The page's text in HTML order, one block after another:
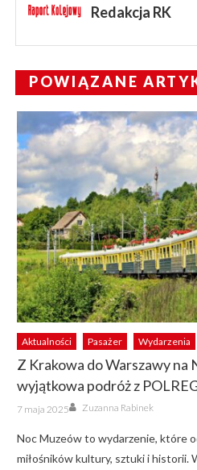
Redakcja RK
POWIĄZANE
Aktualności Pasażer Wydarzenia
Z Krakowa do Warszawy na
wyjątkowa podróż z
Posted
on
7 maja 2025 Author
Zuzanna Rabinek
Noc Muzeów to wydarzenie, które
miłośników kultury, sztuki i historii.